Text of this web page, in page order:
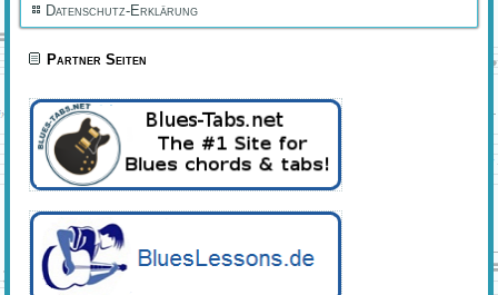
Datenschutz-Erklärung
Partner Seiten